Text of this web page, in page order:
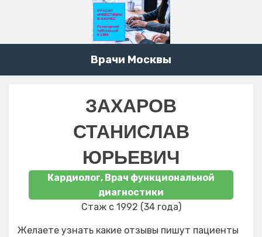
Врачи Москвы
ЗАХАРОВ
СТАНИСЛАВ
ЮРЬЕВИЧ
Кардиолог, Врач функциональной
диагностики
Стаж с 1992 (34 года)
Желаете узнать какие отзывы пишут пациенты